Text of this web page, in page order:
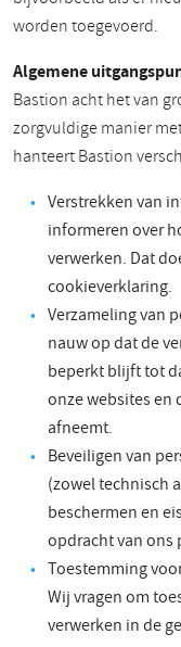
worden toegevoerd.
Algemene
Bastion acht het van
zorgvuldige manier
hanteert Bastion
Verstrekken van
informeren over
verwerken. Dat
cookieverklaring.
Verzameling van
nauw op dat de
beperkt blijft tot
onze websites en
afneemt.
Beveiligen van
(zowel technisch
beschermen en
opdracht van ons
Toestemming
Wij vragen om
verwerken in de